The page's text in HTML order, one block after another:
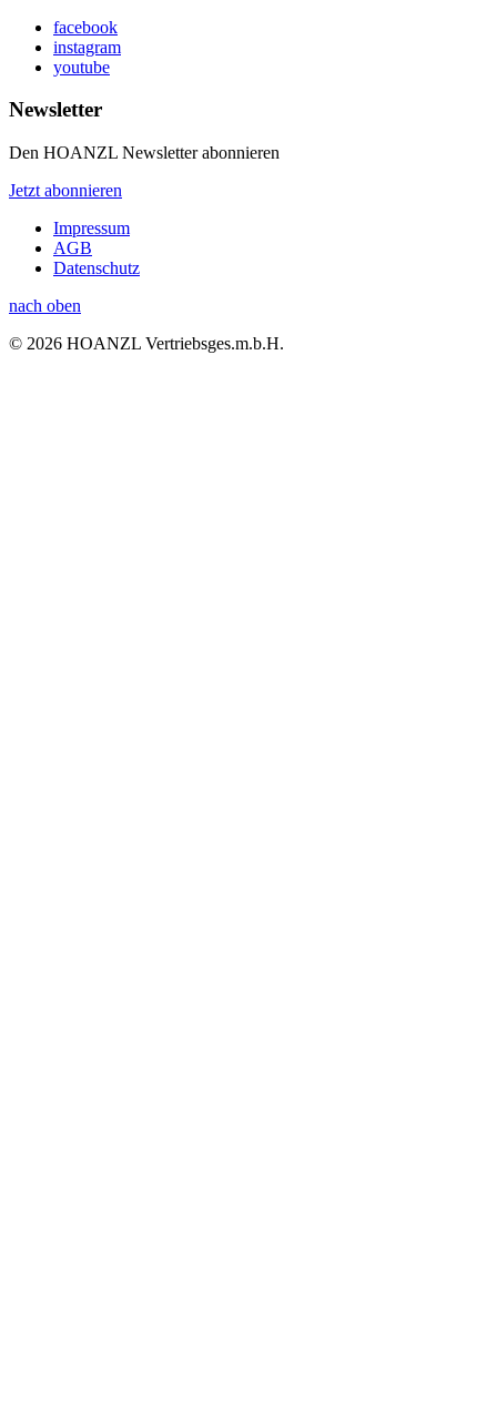
facebook
instagram
youtube
Newsletter
Den HOANZL Newsletter abonnieren
Jetzt abonnieren
Impressum
AGB
Datenschutz
nach oben
© 2026 HOANZL Vertriebsges.m.b.H.